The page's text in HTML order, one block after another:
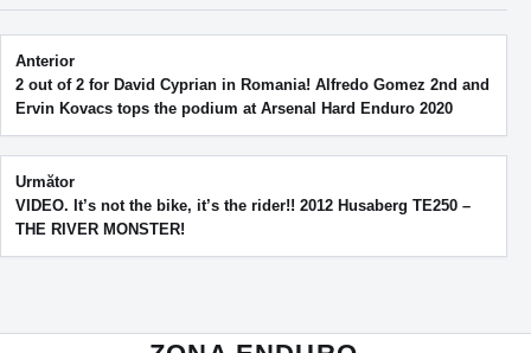
Post navigation
Anterior
2 out of 2 for David Cyprian in Romania! Alfredo Gomez 2nd and
Ervin Kovacs tops the podium at Arsenal Hard Enduro 2020
Următor
VIDEO. It’s not the bike, it’s the rider!! 2012 Husaberg TE250 –
THE RIVER MONSTER!